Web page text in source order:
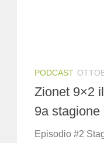
PODCAST
Zionet 9×2
9a stagione
Episodio #2